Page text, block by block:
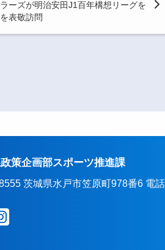
ーズが明治安田J1百年構想リーグを
表敬訪問
策企画部スポーツ推進課
茨城県水戸市笠原町978番6 電